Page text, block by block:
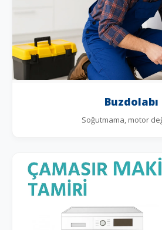
Buzdolabı
Soğutmama, motor